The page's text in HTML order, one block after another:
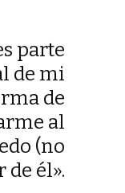
parte
de mi
de
al
(no
de él».